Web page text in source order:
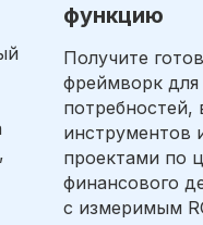
функцию
Получите
фреймворк
потребностей,
инструментов
проектами по
финансового
с измеримым